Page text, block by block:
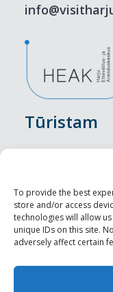
To provide the best
store and/or access
technologies will allow
unique IDs on this site.
adversely affect certain
Tūristam
Nakšņošana
Vietas maltītei
Apskates